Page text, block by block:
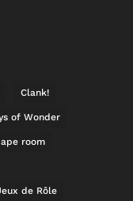
Clank!
of Wonder
room
de Rôle